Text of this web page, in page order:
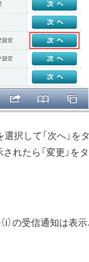
選択して「次へ」を
れたら「変更」を
i）の受信通知は表